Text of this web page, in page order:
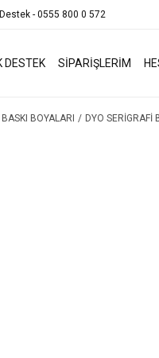
- 0555 800 0 572
DESTEK SİPARİŞLERİM
BOYALARI DYO SERİGRAFİ